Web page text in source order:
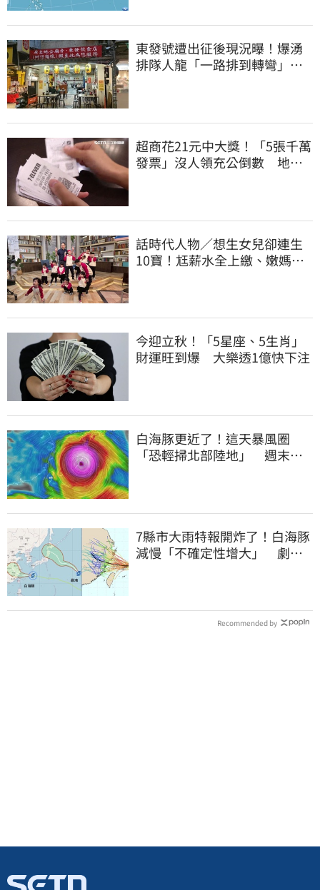
東發號遭出征後現況曝！爆湧
排隊人龍「一路排到轉彎」
超商花21元中大獎！「5張千萬
發票」沒人領充公倒數 地點
話時代人物／想生女兒卻連生
10寶！尪薪水全上繳、嫩媽吐
今迎立秋！「5星座、5生肖」
財運旺到爆 大樂透1億快下注
白海豚更近了！這天暴風圈
「恐輕掃北部陸地」 週末風
7縣市大雨特報開炸了！白海豚
減慢「不確定性增大」 劇烈
Recommended by